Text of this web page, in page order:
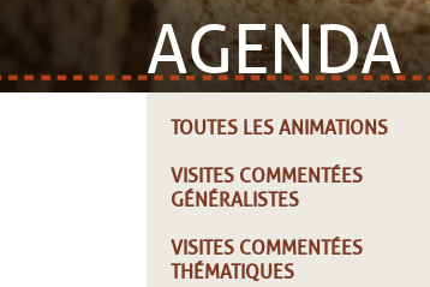
AGENDA
TOUTES LES ANIMATIONS
VISITES COMMENTÉES
GÉNÉRALISTES
VISITES COMMENTÉES
THÉMATIQUES